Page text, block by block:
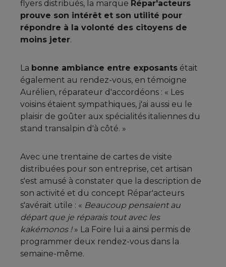
flyers distribués, la marque Répar'acteurs
prouve son intérêt et son utilité pour
répondre à la volonté des citoyens de
moins jeter.
La bonne ambiance entre exposants était
également au rendez-vous, en témoigne
Aurélien, réparateur d'accordéons : « Les
voisins étaient sympathiques, j'ai aussi eu le
plaisir de goûter aux spécialités italiennes du
stand transalpin d'à côté. »
Avec une trentaine de cartes de visite
distribuées pour son entreprise, cet artisan
s'est amusé à constater que la description de
son activité et du concept Répar'acteurs
s'avérait utile : « Beaucoup pensaient au
départ que je réparais tout avec les
kakémonos !» La Foire lui a ainsi permis de
programmer deux rendez-vous dans la
semaine-même.